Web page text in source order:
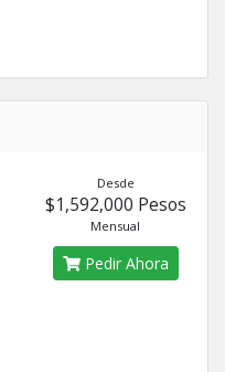
Desde
$1,592,000 Pesos
Mensual
Pedir Ahora